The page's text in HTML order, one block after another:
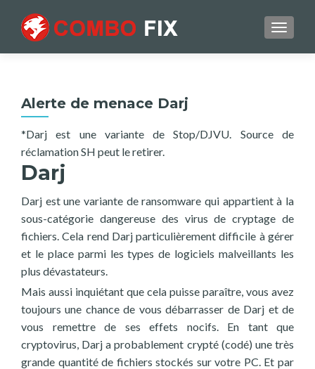
Alerte de menace Darj
*Darj est une variante de Stop/DJVU. Source de
réclamation SH peut le retirer.
Darj
Darj est une variante de ransomware qui appartient à la
sous-catégorie dangereuse des virus de cryptage de
fichiers. Cela rend Darj particulièrement difficile à gérer
et le place parmi les types de logiciels malveillants les
plus dévastateurs.
Mais aussi inquiétant que cela puisse paraître, vous avez
toujours une chance de vous débarrasser de Darj et de
vous remettre de ses effets nocifs. En tant que
cryptovirus, Darj a probablement crypté (codé) une très
grande quantité de fichiers stockés sur votre PC. Et par